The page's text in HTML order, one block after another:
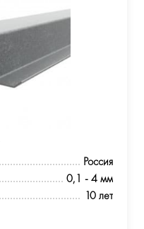
Россия
0,1 - 4 мм
10 лет